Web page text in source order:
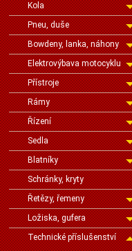
Kola
Pneu, duše
Bowdeny, lanka, náhony
Elektrovýbava motocyklu
Přístroje
Rámy
Řízení
Sedla
Blatníky
Schránky, kryty
Řetězy, řemeny
Ložiska, gufera
Technické příslušenství